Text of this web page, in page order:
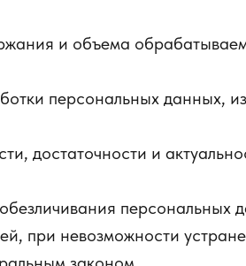
и объема
персональных данных,
достаточности и
персональных
при невозможности